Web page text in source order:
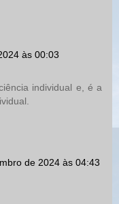
às 00:03
individual e, é a
de 2024 às 04:43